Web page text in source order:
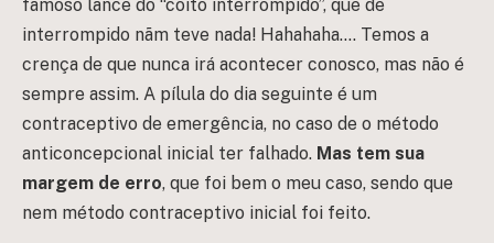
famoso lance do “coito interrompido”, que de
interrompido nãm teve nada! Hahahaha…. Temos a
crença de que nunca irá acontecer conosco, mas não é
sempre assim. A pílula do dia seguinte é um
contraceptivo de emergência, no caso de o método
anticoncepcional inicial ter falhado. Mas tem sua
margem de erro, que foi bem o meu caso, sendo que
nem método contraceptivo inicial foi feito.